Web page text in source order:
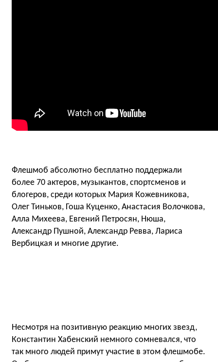
Флешмоб абсолютно бесплатно поддержали
более 70 актеров, музыкантов, спортсменов и
блогеров, среди которых Мария Кожевникова,
Олег Тиньков, Гоша Куценко, Анастасия Волочкова,
Алла Михеева, Евгений Петросян, Нюша,
Александр Пушной, Александр Ревва, Лариса
Вербицкая и многие другие.
Несмотря на позитивную реакцию многих звезд,
Константин Хабенский немного сомневался, что
так много людей примут участие в этом флешмобе.